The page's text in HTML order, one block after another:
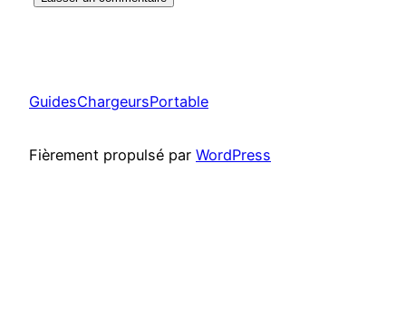
GuidesChargeursPortable
Fièrement propulsé par WordPress